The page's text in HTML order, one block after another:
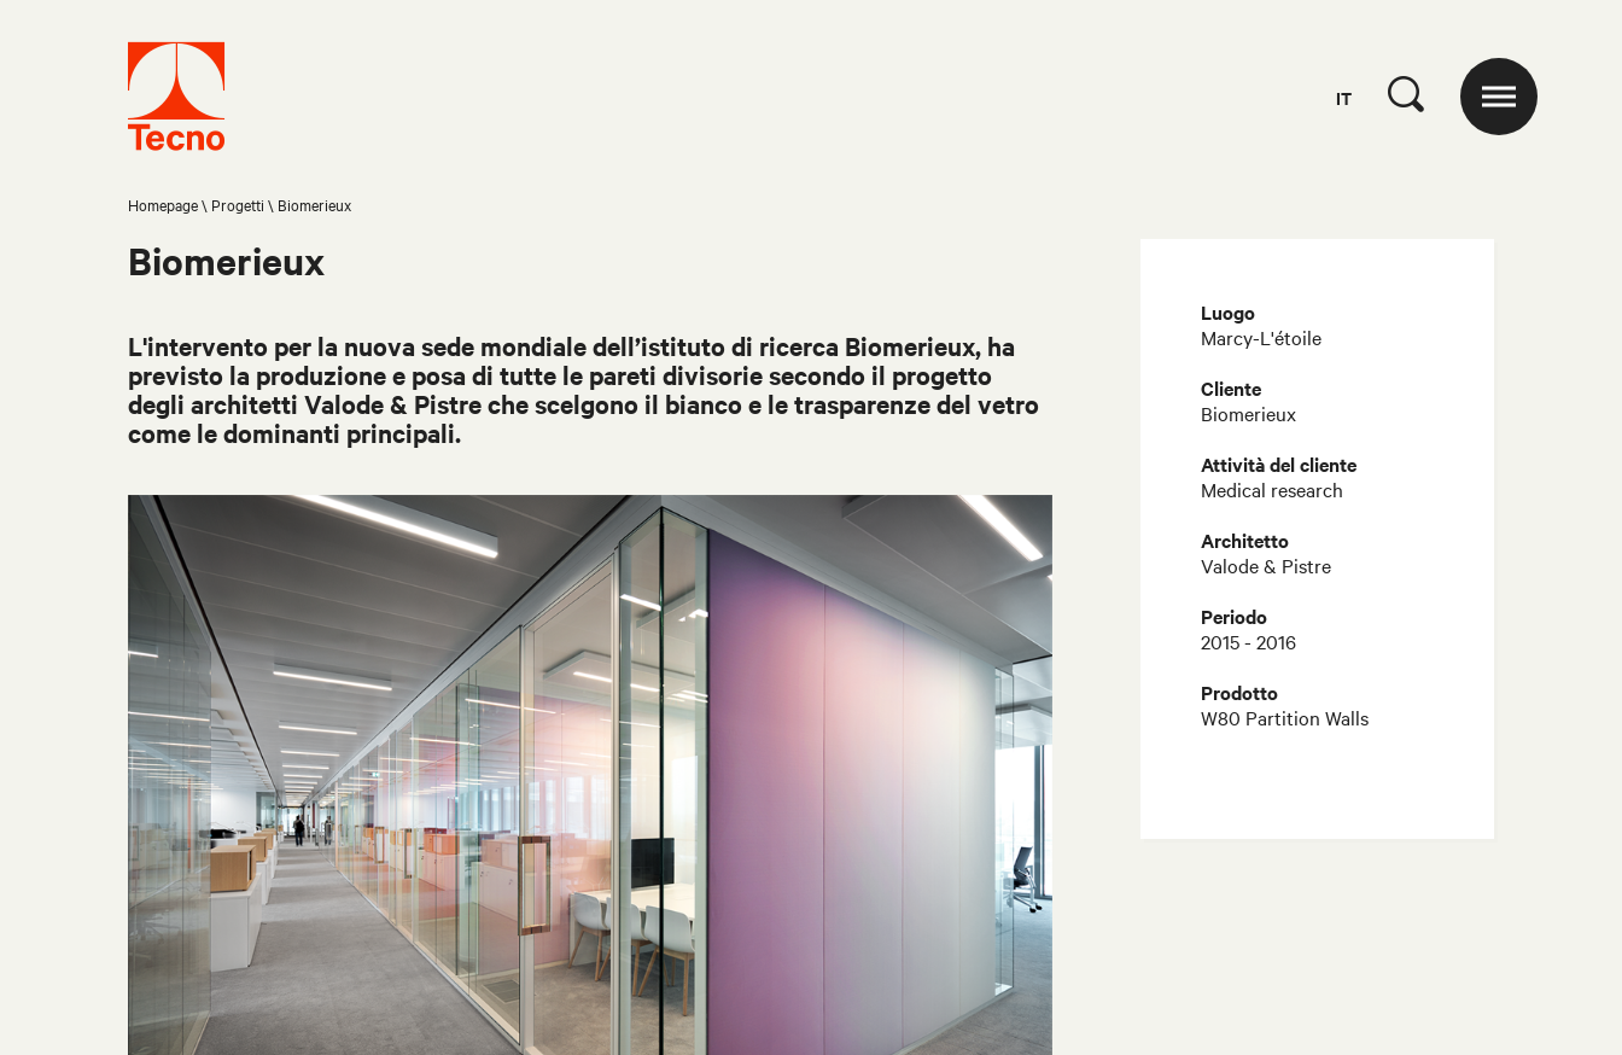
IT
Homepage Progetti Biomerieux
Biomerieux
L'intervento per la nuova sede mondiale dell’istituto di ricerca Biomerieux, ha
previsto la produzione e posa di tutte le pareti divisorie secondo il progetto
degli architetti Valode & Pistre che scelgono il bianco e le trasparenze del vetro
come le dominanti principali.
Luogo
Marcy-L'étoile
Cliente
Biomerieux
Attività del cliente
Medical research
Architetto
Valode & Pistre
Periodo
2015 - 2016
Prodotto
W80 Partition Walls